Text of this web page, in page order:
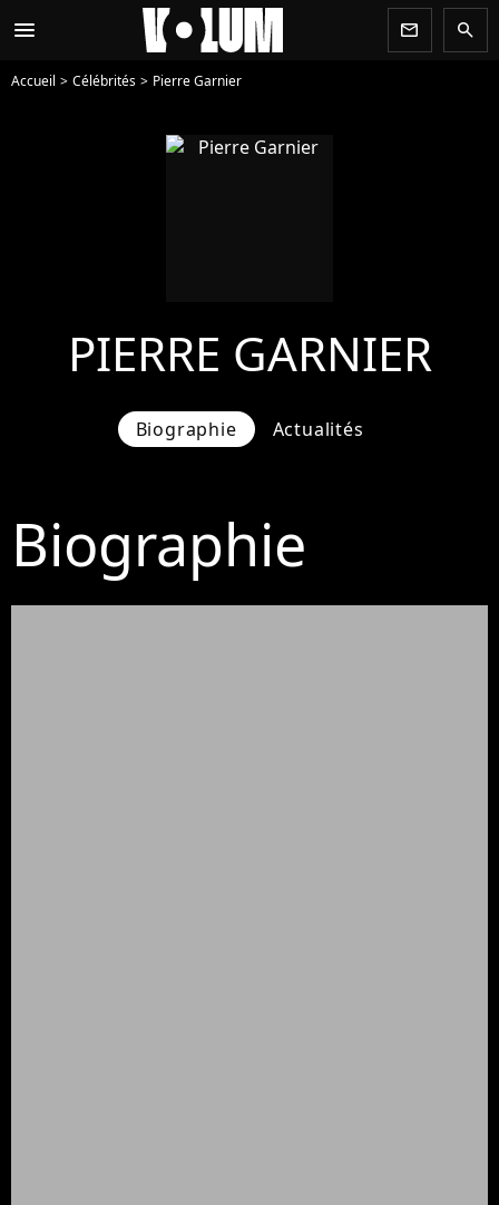
menu newsletter search
Accueil Célébrités Pierre Garnier
PIERRE GARNIER
Biographie Actualités
Biographie